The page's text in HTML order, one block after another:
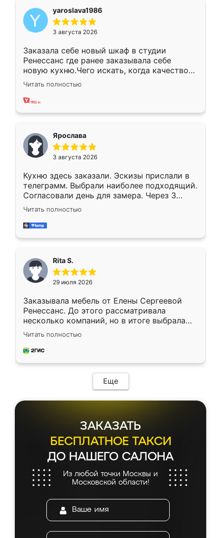
yaroslava1986
3 августа 2026
Заказала себе новый шкаф в студии
Ренессанс где ранее заказывала себе
новую кухню.Чего искать, когда качеством
вполне довольна. Служит кухня уже почти
два года, нареканий нет.
Читать полностью
Ярослава
3 августа 2026
Кухню здесь заказали. Эскизы прислали в
телеграмм. Выбрали наиболее подходящий.
Согласовали день для замера. Через 3
недели кухня была уже готова. Остались
довольны работой. Спасибо Ренессанс
мебель за качественную работу!
Читать полностью
Rita S.
29 июля 2026
Заказывала мебель от Елены Сергеевой
Ренессанс. До этого рассматривала
несколько компаний, но в итоге выбрала
эту. Сначала обговорили условия, потом
приехал замерщик, всё спокойно объяснил
и снял размеры. Изготовили в срок, с
мебель сразу встала на свое место без
каких-либо доработок. Качеством осталась
довольна, все выглядит так, как и ожидала.
Читать полностью
Еще
ЗАКАЗАТЬ
БЕСПЛАТНОЕ ТАКСИ
ДО НАШЕГО САЛОНА
Из любой точки Москвы и
Московской области!